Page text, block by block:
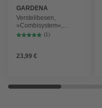
GARDENA
Verstellbesen,
»Combisystem«,
Kunststoff, 52 cm,
(1)
23,99 €